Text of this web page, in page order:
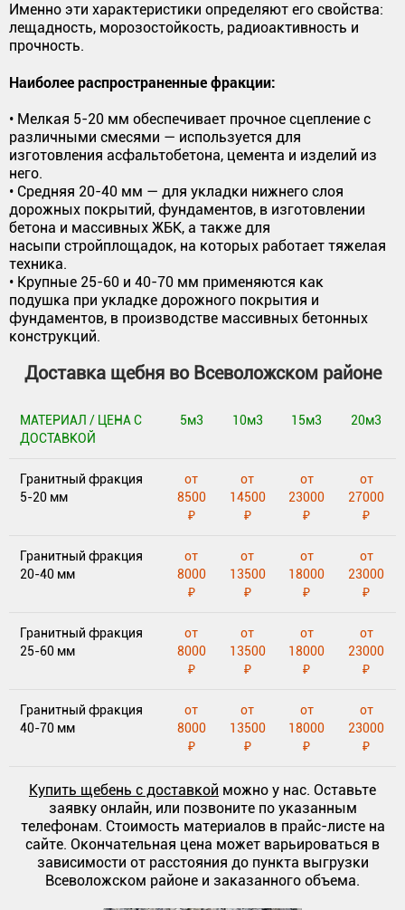
Именно эти характеристики определяют его свойства:
лещадность, морозостойкость, радиоактивность и
прочность.
Наиболее распространенные фракции:
• Мелкая 5-20 мм обеспечивает прочное сцепление с
различными смесями — используется для
изготовления асфальтобетона, цемента и изделий из
него.
• Средняя 20-40 мм — для укладки нижнего слоя
дорожных покрытий, фундаментов, в изготовлении
бетона и массивных ЖБК, а также для
насыпи стройплощадок, на которых работает тяжелая
техника.
• Крупные 25-60 и 40-70 мм применяются как
подушка при укладке дорожного покрытия и
фундаментов, в производстве массивных бетонных
конструкций.
Доставка щебня во Всеволожском районе
МАТЕРИАЛ / ЦЕНА С
ДОСТАВКОЙ
5м3 10м3 15м3 20м3
Гранитный фракция
5-20 мм
от
8500
₽
от
14500
₽
от
23000
₽
от
27000
₽
Гранитный фракция
20-40 мм
от
8000
₽
от
13500
₽
от
18000
₽
от
23000
₽
Гранитный фракция
25-60 мм
от
8000
₽
от
13500
₽
от
18000
₽
от
23000
₽
Гранитный фракция
40-70 мм
от
8000
₽
от
13500
₽
от
18000
₽
от
23000
₽
Купить щебень с доставкой можно у нас. Оставьте
заявку онлайн, или позвоните по указанным
телефонам. Стоимость материалов в прайс-листе на
сайте. Окончательная цена может варьироваться в
зависимости от расстояния до пункта выгрузки
Всеволожском районе и заказанного объема.